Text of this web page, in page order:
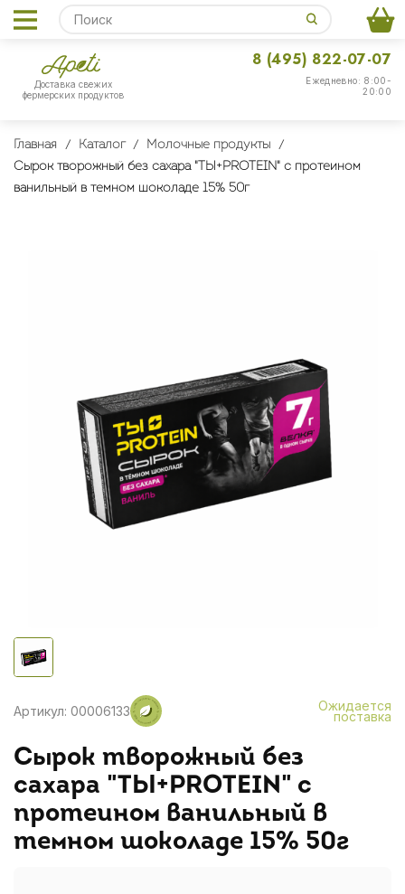
Доставка свежих
фермерских продуктов
Ежедневно: 8:00-
20:00
8 (495) 822-07-07
Главная Каталог
Молочные продукты
Сырок творожный без сахара "ТЫ+PROTEIN" с протеином
ванильный в темном шоколаде 15% 50г
Артикул: 00006133 Ожидается
поставка
Сырок творожный без
сахара "ТЫ+PROTEIN" с
протеином ванильный в
темном шоколаде 15% 50г